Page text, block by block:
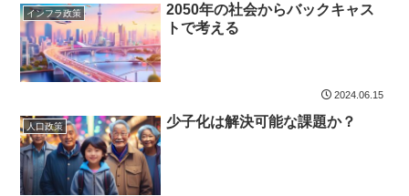
インフラ政策
2050年の社会からバックキャス
トで考える
2024.06.15
人口政策 少子化は解決可能な課題か？